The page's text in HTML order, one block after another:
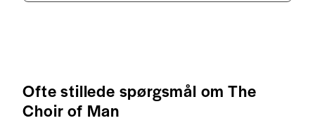
Ofte stillede spørgsmål om The
Choir of Man